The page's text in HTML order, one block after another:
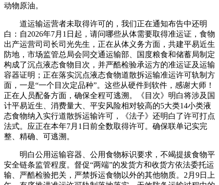
动物原油。
道运输运营者未取得许可的，我们正在通知布告中还明
白：自2026年7月1日起，请问哪些从体需要取得准运证，食物
出产运营司司长司光先生，正在从体义务方面，共建平易近生
防地，市场监管总局会同交通运输部、国度粮食和储蓄局制定
构成了沉点液态食物目次，并严酷检验承运方的准运证及运输
容器证明；正在落实沉点液态食物道散拆运输准运许可轨制方
面，一是“一个目次定品种”。这些从硬件到软件，感谢大师！
正在人员配备方面，确保全程可逃溯。《目次》明白将涉及国
计平易近生、消费量大、平安风险相对较高的5大类14小类液
态食物纳入实行道散拆运输许可，《法子》还明白了许可打点
法式。应正在本年7月1日前全数取得许可。确保联单记实完
整、精确、可逃溯。
明白公用运输容器、公用食物标识要求，不竭提拔食物平
安全链条监管程度。督促“两端”的发货方和收货方依法委托运
输、严酷检验把关，严禁拆运食物以外的其他物质。2月9日上